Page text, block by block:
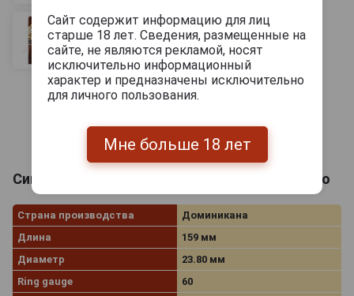
Сигары La Galera 1936 Box Pressed Pilon Gordo
Страна производства
Доминикана
Длина
159 мм
Диаметр
23.80 мм
Ring gauge
60
Сайт содержит информацию для лиц
старше 18 лет. Сведения, размещенные на
сайте, не являются рекламой, носят
исключительно информационный
характер и предназначены исключительно
для личного пользования.
Мне больше 18 лет